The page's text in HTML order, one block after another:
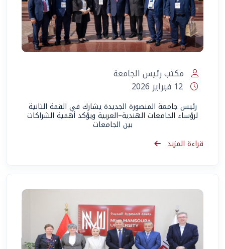
مكتب رئيس الجامعة
رئيس جامعة المنصورة الجديدة يشارك في القمة الثانية
لرؤساء الجامعات الهندية–العربية ويؤكد أهمية الشراكات
بين الجامعات
قراءة المزيد